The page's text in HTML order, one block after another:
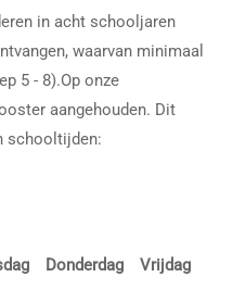
in acht schooljaren
waarvan minimaal
5 - 8).Op onze
aangehouden. Dit
schooltijden:
Donderdag Vrijdag